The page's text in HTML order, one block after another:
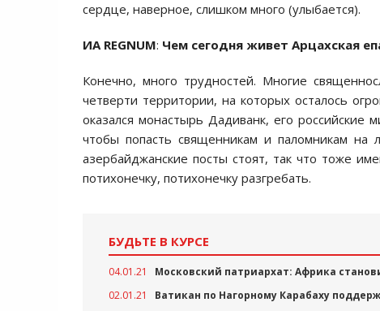
сердце, наверное, слишком много (улыбается).
ИА REGNUM: Чем сегодня живет Арцахская
Конечно, много трудностей. Многие
четверти территории, на которых осталось
оказался монастырь Дадиванк, его
чтобы попасть священникам и паломникам
азербайджанские посты стоят, так что тоже
потихонечку, потихонечку разгребать.
БУДЬТЕ В КУРСЕ
04.01.21
Московский патриархат: Африка
02.01.21
Ватикан по Нагорному Карабаху